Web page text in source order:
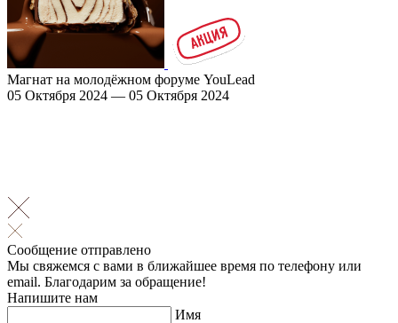
Магнат на молодёжном форуме YouLead
05 Октября 2024 — 05 Октября 2024
Сообщение отправлено
Мы свяжемся с вами в ближайшее время по телефону или
email. Благодарим за обращение!
Напишите нам
Имя